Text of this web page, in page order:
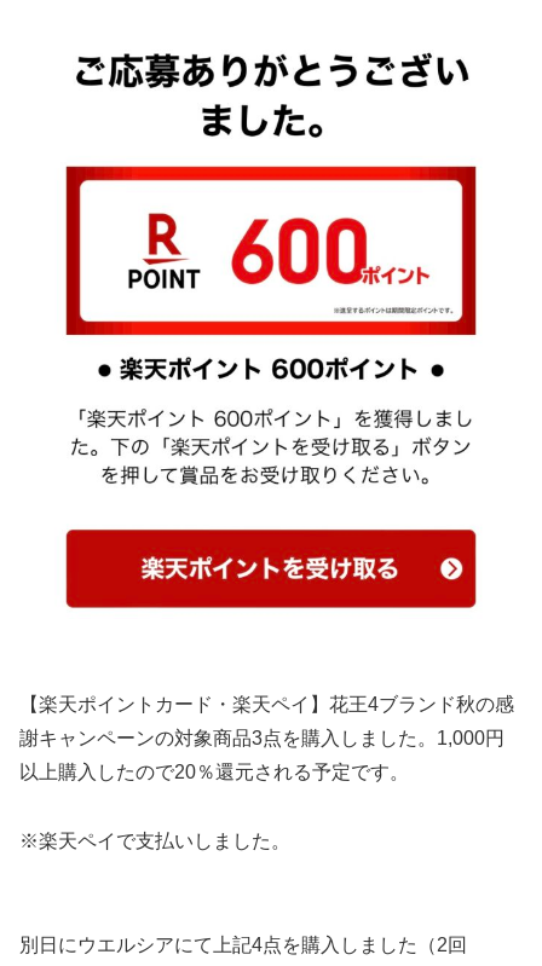
【楽天ポイントカード・楽天ペイ】花王4ブランド秋の感
謝キャンペーンの対象商品3点を購入しました。1,000円
以上購入したので20％還元される予定です。
※楽天ペイで支払いしました。
別日にウエルシアにて上記4点を購入しました（2回